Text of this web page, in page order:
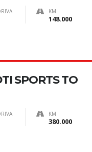
KM
148.000
SPORTS TO
KM
380.000